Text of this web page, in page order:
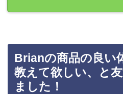
Brianの商品の良い
教えて欲しい、と
ました！